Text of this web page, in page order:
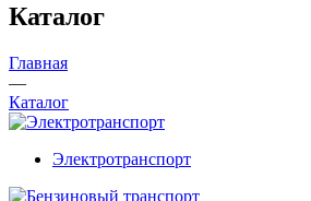
Каталог
Главная
—
Каталог
Электротранспорт